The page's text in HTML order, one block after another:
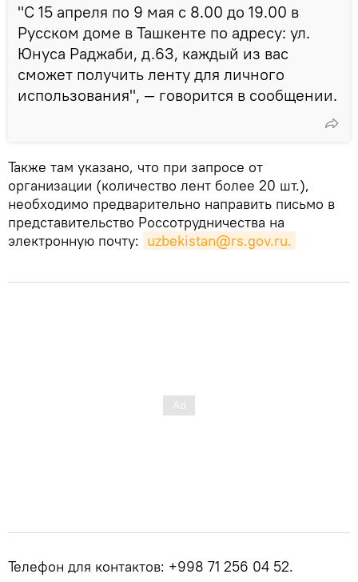
"С 15 апреля по 9 мая с 8.00 до 19.00 в
Русском доме в Ташкенте по адресу: ул.
Юнуса Раджаби, д.63, каждый из вас
сможет получить ленту для личного
использования", — говорится в сообщении.
Также там указано, что при запросе от
организации (количество лент более 20 шт.),
необходимо предварительно направить письмо в
представительство Россотрудничества на
электронную почту: uzbekistan@rs.gov.ru.
Телефон для контактов: +998 71 256 04 52.